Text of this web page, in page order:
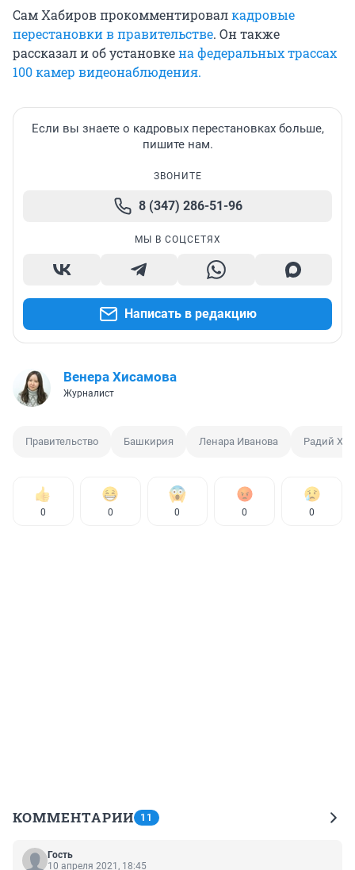
Сам Хабиров прокомментировалкадровые
перестановки в правительстве. Он также
рассказал и об установкена федеральных трассах
100 камер видеонаблюдения.
Если вы знаете о кадровых перестановках больше,
пишите нам.
ЗВОНИТЕ
8 (347) 286-51-96
МЫ В СОЦСЕТЯХ
Написать в редакцию
Венера Хисамова
Журналист
Правительство Башкирия Ленара Иванова Радий
0 0 0 0 0
КОММЕНТАРИИ 11
Гость
10 апреля 2021, 18:45